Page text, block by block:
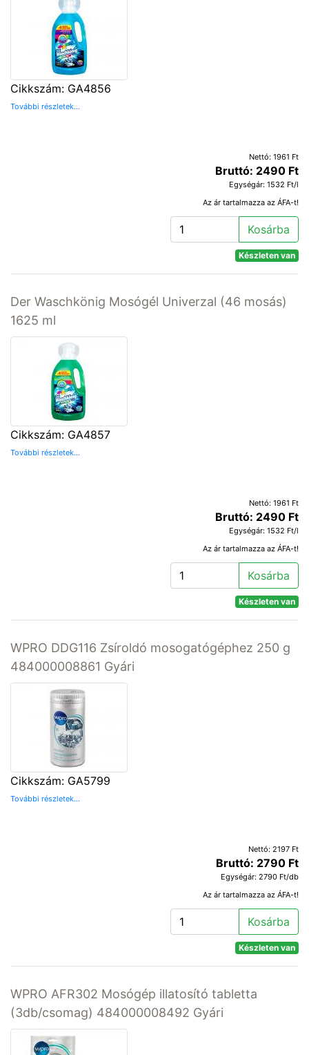
Cikkszám: GA4856
További részletek...
Nettó: 1961 Ft
Bruttó: 2490 Ft
Egységár: 1532 Ft/l
Az ár tartalmazza az ÁFA-t!
Kosárba
Készleten van
Der Waschkönig Mosógél Univerzal (46 mosás)
1625 ml
Cikkszám: GA4857
További részletek...
Nettó: 1961 Ft
Bruttó: 2490 Ft
Egységár: 1532 Ft/l
Az ár tartalmazza az ÁFA-t!
Kosárba
Készleten van
WPRO DDG116 Zsíroldó mosogatógéphez 250 g
484000008861 Gyári
Cikkszám: GA5799
További részletek...
Nettó: 2197 Ft
Bruttó: 2790 Ft
Egységár: 2790 Ft/db
Az ár tartalmazza az ÁFA-t!
Kosárba
Készleten van
WPRO AFR302 Mosógép illatosító tabletta
(3db/csomag) 484000008492 Gyári